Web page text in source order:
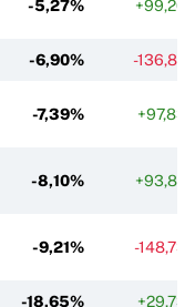
-5,27%
-6,90% -
-7,39%
-8,10%
-9,21% -
-18,65%